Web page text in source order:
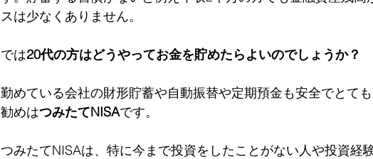
スは少なくありません。
では20代の方はどうやってお金を貯めたらよいのでしょうか？
勤めている会社の財形貯蓄や自動振替や定期預金も安全でとて
勧めはつみたてNISAです。
つみたてNISAは、特に今まで投資をしたことがない人や投資経